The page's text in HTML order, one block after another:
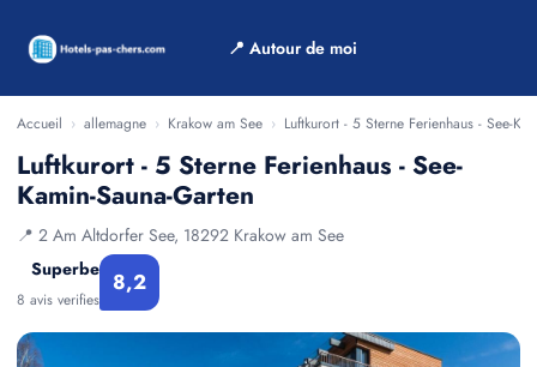
📍 Autour de moi
Accueil › allemagne › Krakow am See › Luftkurort - 5 Sterne Ferienhaus - See-
Luftkurort - 5 Sterne Ferienhaus - See-
Kamin-Sauna-Garten
📍 2 Am Altdorfer See, 18292 Krakow am See
Superbe
8 avis verifies
8,2